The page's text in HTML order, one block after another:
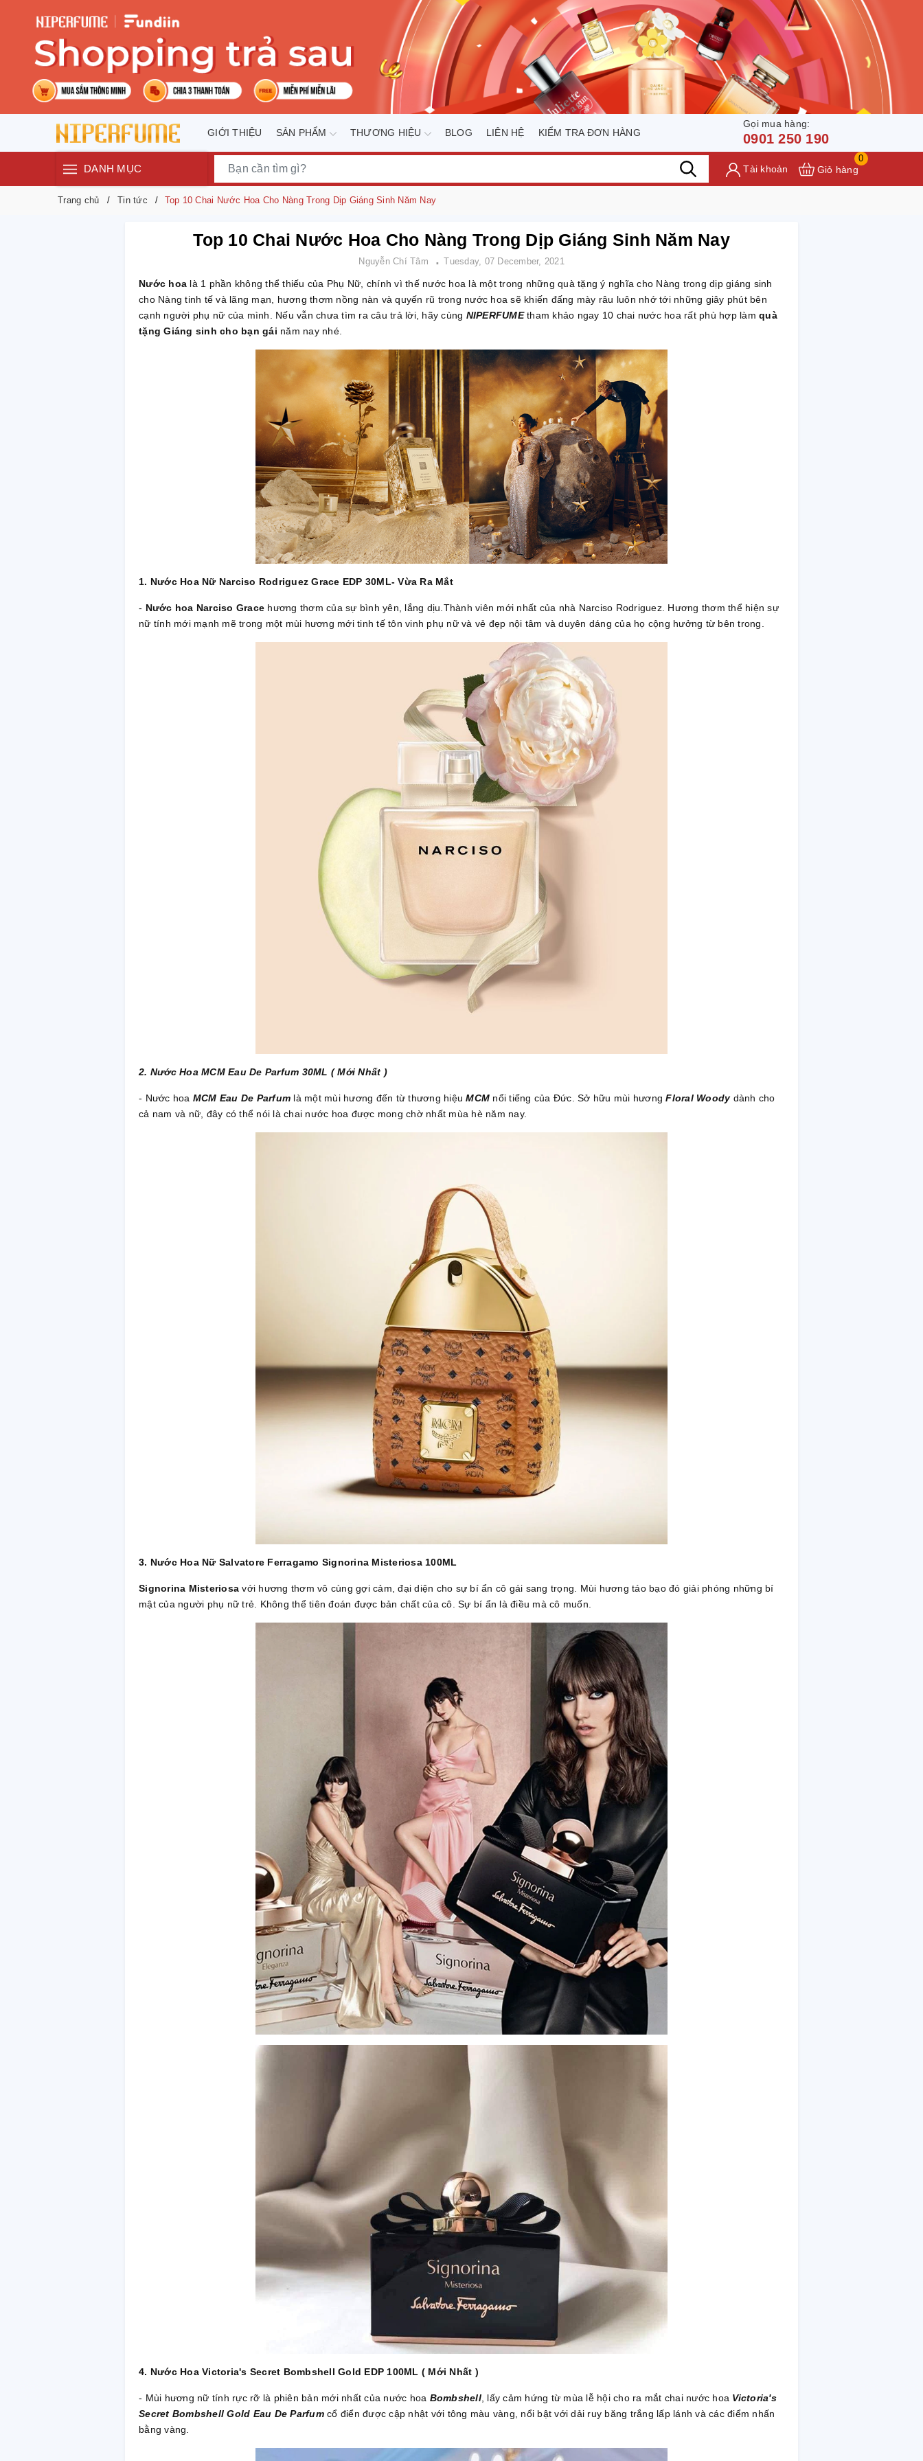
GIỚI THIỆU SẢN PHẨM THƯƠNG HIỆU BLOG LIÊN HỆ KIỂM TRA ĐƠN HÀNG
Gọi mua hàng:
0901 250 190
DANH MỤC Tài khoản
0
Giỏ hàng
Trang chủ Tin tức Top 10 Chai Nước Hoa Cho Nàng Trong Dịp Giáng Sinh Năm Nay
Top 10 Chai Nước Hoa Cho Nàng Trong Dịp Giáng Sinh Năm Nay
Nguyễn Chí Tâm Tuesday, 07 December, 2021
Nước hoa là 1 phần không thể thiếu của Phụ Nữ, chính vì thế nước hoa là một trong những quà tặng ý nghĩa cho Nàng trong dịp giáng sinh
cho Nàng tinh tế và lãng mạn, hương thơm nồng nàn và quyến rũ trong nước hoa sẽ khiến đấng mày râu luôn nhớ tới những giây phút bên
cạnh người phụ nữ của mình. Nếu vẫn chưa tìm ra câu trả lời, hãy cùng NIPERFUME tham khảo ngay 10 chai nước hoa rất phù hợp làm quà
tặng Giáng sinh cho bạn gái năm nay nhé.
1. Nước Hoa Nữ Narciso Rodriguez Grace EDP 30ML- Vừa Ra Mắt
- Nước hoa Narciso Grace hương thơm của sự bình yên, lắng dịu.Thành viên mới nhất của nhà Narciso Rodriguez. Hương thơm thể hiện sự
nữ tính mới mạnh mẽ trong một mùi hương mới tinh tế tôn vinh phụ nữ và vẻ đẹp nội tâm và duyên dáng của họ cộng hưởng từ bên trong.
2. Nước Hoa MCM Eau De Parfum 30ML ( Mới Nhất )
- Nước hoa MCM Eau De Parfum là một mùi hương đến từ thương hiệuMCM nổi tiếng của Đức. Sở hữu mùi hương Floral Woodydành cho
cả nam và nữ, đây có thể nói là chai nước hoa được mong chờ nhất mùa hè năm nay.
3. Nước Hoa Nữ Salvatore Ferragamo Signorina Misteriosa 100ML
Signorina Misteriosa với hương thơm vô cùng gợi cảm, đại diện cho sự bí ẩn cô gái sang trọng. Mùi hương táo bạo đó giải phóng những bí
mật của người phụ nữ trẻ. Không thể tiên đoán được bản chất của cô. Sự bí ẩn là điều mà cô muốn.
4. Nước Hoa Victoria's Secret Bombshell Gold EDP 100ML ( Mới Nhất )
- Mùi hương nữ tính rực rỡ là phiên bản mới nhất của nước hoa Bombshell, lấy cảm hứng từ mùa lễ hội cho ra mắt chai nước hoa Victoria's
Secret Bombshell Gold Eau De Parfumcổ điển được cập nhật với tông màu vàng, nổi bật với dải ruy băng trắng lấp lánh và các điểm nhấn
bằng vàng.